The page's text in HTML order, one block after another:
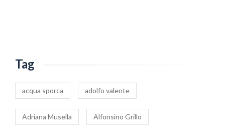
Tag
acqua sporca adolfo valente
Adriana Musella Alfonsino Grillo